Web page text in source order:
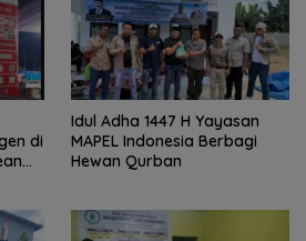
di
Idul Adha 1447 H Yayasan
MAPEL Indonesia Berbagi
Hewan Qurban